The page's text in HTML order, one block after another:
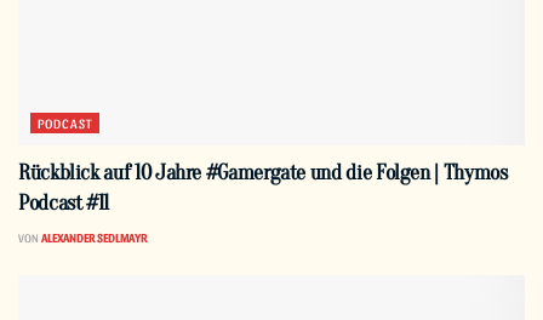
PODCAST
Rückblick auf 10 Jahre #Gamergate und die Folgen | Thymos
Podcast #11
VON ALEXANDER SEDLMAYR